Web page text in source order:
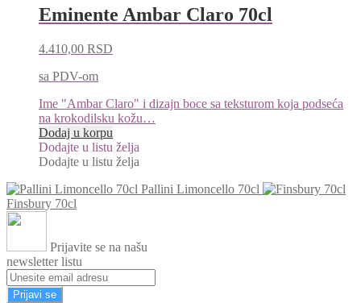
Eminente Ambar Claro 70cl
4.410,00 RSD
sa PDV-om
Ime "Ambar Claro" i dizajn boce sa teksturom koja podseća
na krokodilsku kožu…
Dodaj u korpu
Dodajte u listu želja
Dodajte u listu želja
Pallini Limoncello 70cl
Finsbury 70cl
Prijavite se na našu
newsletter listu
Prijavi se